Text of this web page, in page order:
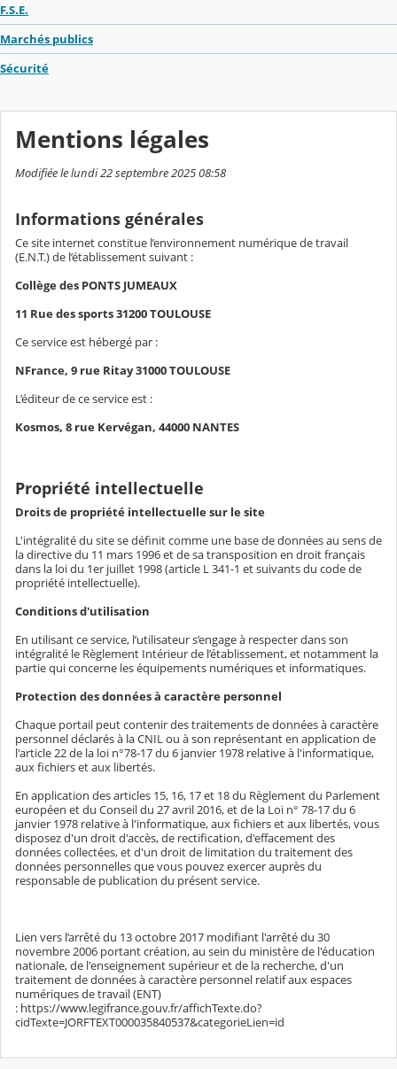
F.S.E.
Marchés publics
Sécurité
Mentions légales
Modifiée le lundi 22 septembre 2025 08:58
Informations générales
Ce site internet constitue l’environnement numérique de travail
(E.N.T.) de l’établissement suivant :
Collège des PONTS JUMEAUX
11 Rue des sports 31200 TOULOUSE
Ce service est hébergé par :
NFrance, 9 rue Ritay 31000 TOULOUSE
L’éditeur de ce service est :
Kosmos, 8 rue Kervégan, 44000 NANTES
Propriété intellectuelle
Droits de propriété intellectuelle sur le site
L'intégralité du site se définit comme une base de données au sens de
la directive du 11 mars 1996 et de sa transposition en droit français
dans la loi du 1er juillet 1998 (article L 341-1 et suivants du code de
propriété intellectuelle).
Conditions d'utilisation
En utilisant ce service, l’utilisateur s’engage à respecter dans son
intégralité le Règlement Intérieur de l’établissement, et notamment la
partie qui concerne les équipements numériques et informatiques.
Protection des données à caractère personnel
Chaque portail peut contenir des traitements de données à caractère
personnel déclarés à la CNIL ou à son représentant en application de
l'article 22 de la loi n°78-17 du 6 janvier 1978 relative à l'informatique,
aux fichiers et aux libertés.
En application des articles 15, 16, 17 et 18 du Règlement du Parlement
européen et du Conseil du 27 avril 2016, et de la Loi n° 78-17 du 6
janvier 1978 relative à l'informatique, aux fichiers et aux libertés, vous
disposez d'un droit d'accès, de rectification, d'effacement des
données collectées, et d'un droit de limitation du traitement des
données personnelles que vous pouvez exercer auprès du
responsable de publication du présent service.
Lien vers l’arrêté du 13 octobre 2017 modifiant l'arrêté du 30
novembre 2006 portant création, au sein du ministère de l'éducation
nationale, de l'enseignement supérieur et de la recherche, d'un
traitement de données à caractère personnel relatif aux espaces
numériques de travail (ENT)
: https://www.legifrance.gouv.fr/affichTexte.do?
cidTexte=JORFTEXT000035840537&categorieLien=id